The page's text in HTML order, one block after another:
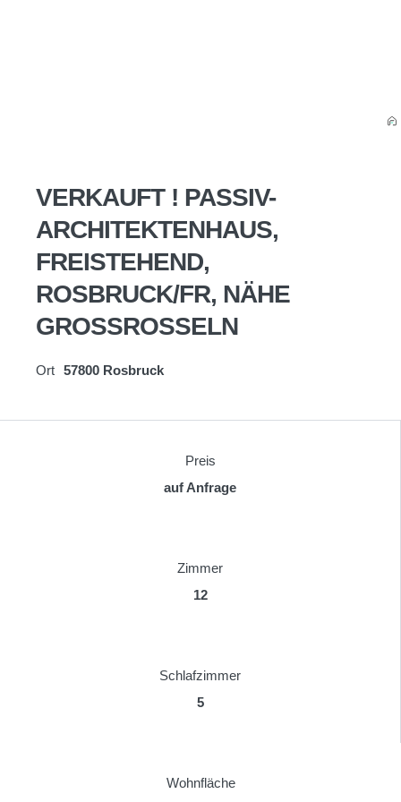
VERKAUFT ! PASSIV-
ARCHITEKTENHAUS,
FREISTEHEND,
ROSBRUCK/FR, NÄHE
GROSSROSSELN
Ort 57800 Rosbruck
Preis
auf Anfrage
Zimmer
12
Schlafzimmer
5
Wohnfläche